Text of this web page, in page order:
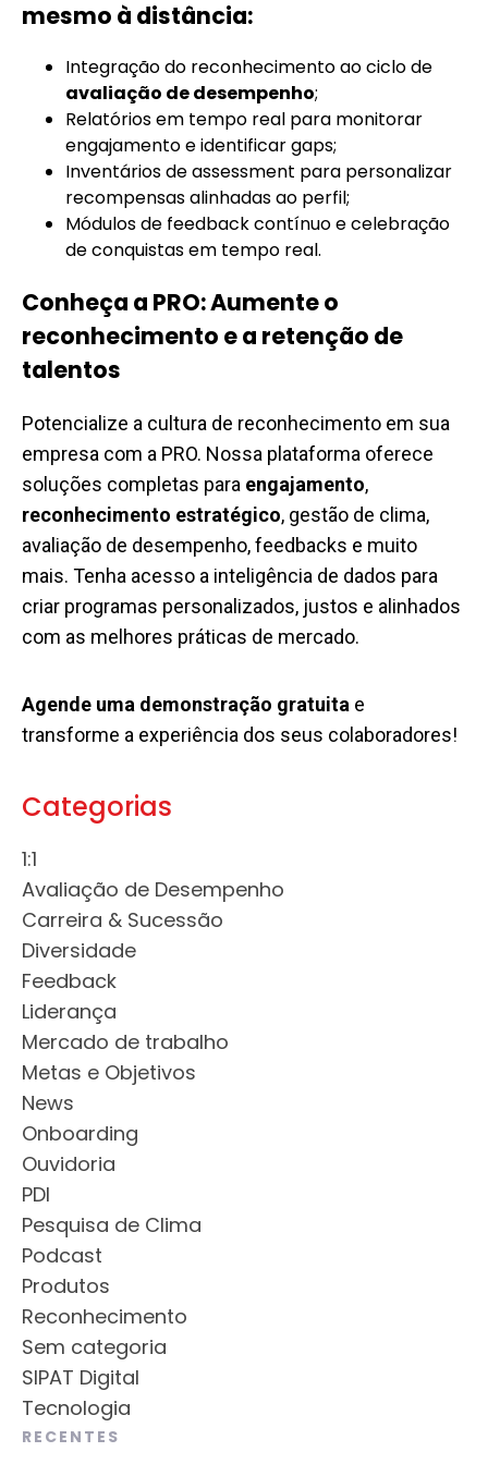
mesmo à distância:
Integração do reconhecimento ao ciclo de
avaliação de desempenho;
Relatórios em tempo real para monitorar
engajamento e identificar gaps;
Inventários de assessment para personalizar
recompensas alinhadas ao perfil;
Módulos de feedback contínuo e celebração
de conquistas em tempo real.
Conheça a PRO: Aumente o
reconhecimento e a retenção de
talentos
Potencialize a cultura de reconhecimento em sua
empresa com a PRO. Nossa plataforma oferece
soluções completas para engajamento,
reconhecimento estratégico, gestão de clima,
avaliação de desempenho, feedbacks e muito
mais. Tenha acesso a inteligência de dados para
criar programas personalizados, justos e alinhados
com as melhores práticas de mercado.
Agende uma demonstração gratuita e
transforme a experiência dos seus colaboradores!
Categorias
1:1
Avaliação de Desempenho
Carreira & Sucessão
Diversidade
Feedback
Liderança
Mercado de trabalho
Metas e Objetivos
News
Onboarding
Ouvidoria
PDI
Pesquisa de Clima
Podcast
Produtos
Reconhecimento
Sem categoria
SIPAT Digital
Tecnologia
RECENTES